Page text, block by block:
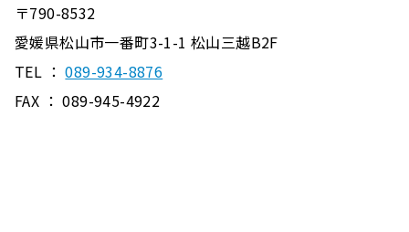
〒790-8532
愛媛県松山市一番町3-1-1 松山三越B2F
TEL ：089-934-8876
FAX ： 089-945-4922